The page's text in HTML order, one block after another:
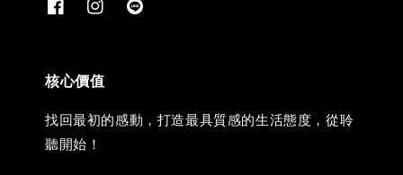
核心價值
找回最初的感動，打造最具質感的生活態度，從聆
聽開始！